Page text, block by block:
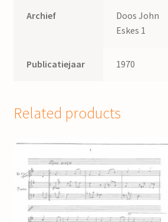
Archief
Doos John
Eskes 1
Publicatiejaar 1970
Related products